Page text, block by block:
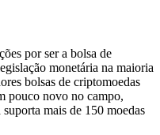
por ser a bolsa de
monetária na maioria
bolsas de criptomoedas
pouco novo no campo,
mais de 150 moedas